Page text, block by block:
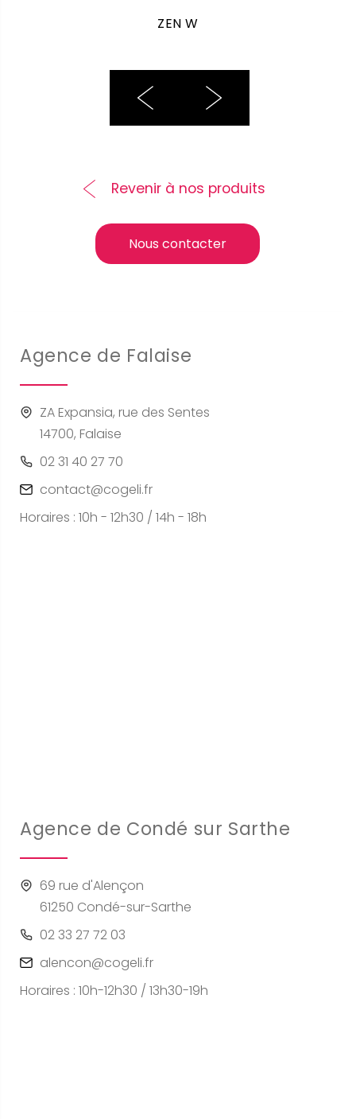
ZEN W
Revenir à nos produits
Nous contacter
Agence de Falaise
ZA Expansia, rue des Sentes
14700, Falaise
02 31 40 27 70
contact@cogeli.fr
Horaires : 10h - 12h30 / 14h - 18h
Agence de Condé sur Sarthe
69 rue d'Alençon
61250 Condé-sur-Sarthe
02 33 27 72 03
alencon@cogeli.fr
Horaires : 10h-12h30 / 13h30-19h